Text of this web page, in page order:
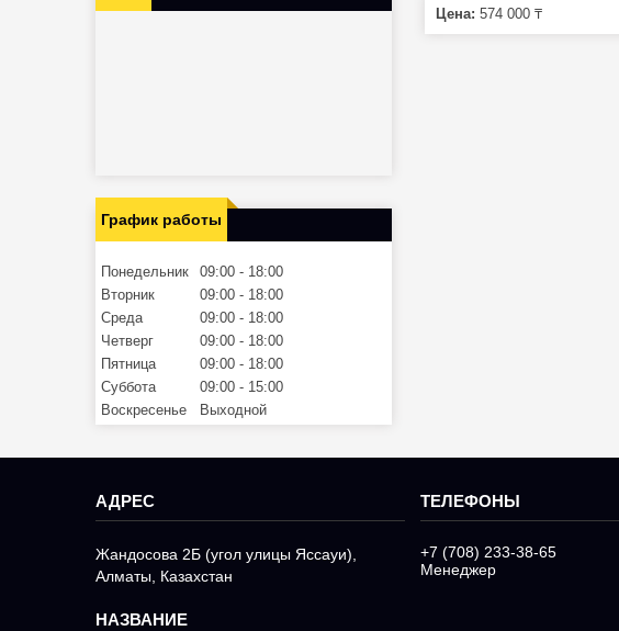
Цена: 574 000 ₸
График работы
Понедельник 09:00
18:00
Вторник
09:00
18:00
Среда
09:00
18:00
Четверг
09:00
18:00
Пятница
09:00
18:00
Суббота
09:00
15:00
Воскресенье
Выходной
Жандосова 2Б (угол улицы Яссауи),
Алматы, Казахстан
+7 (708) 233-38-65
Менеджер